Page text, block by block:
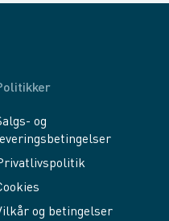
og
og betingelser